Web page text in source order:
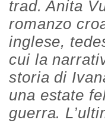
trad. Anita
romanzo
inglese,
cui la
storia di
una estate
guerra.